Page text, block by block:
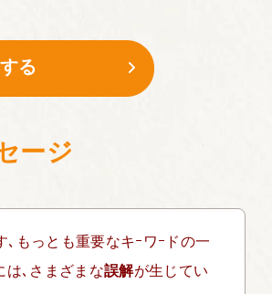
る
ージ
､もっとも重要なキｰワｰドの一
は､さまざまな誤解が生じてい